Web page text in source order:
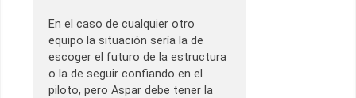
En el caso de cualquier otro
equipo la situación sería la de
escoger el futuro de la estructura
o la de seguir confiando en el
piloto, pero Aspar debe tener la